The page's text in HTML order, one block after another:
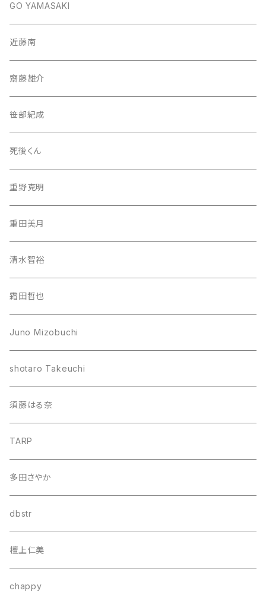
GO YAMASAKI
近藤南
齋藤雄介
笹部紀成
死後くん
重野克明
重田美月
清水智裕
霜田哲也
Juno Mizobuchi
shotaro Takeuchi
須藤はる奈
TARP
多田さやか
dbstr
檀上仁美
chappy